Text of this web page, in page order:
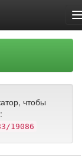
чтобы
19086